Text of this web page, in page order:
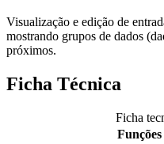
Visualização e edição de
mostrando grupos de dados
próximos.
Ficha Técnica
Ficha
Funções